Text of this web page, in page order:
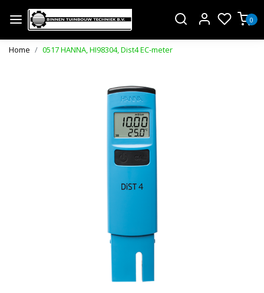
0
Home 0517 HANNA, HI98304, Dist4 EC-meter